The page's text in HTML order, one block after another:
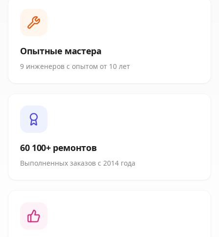
Опытные мастера
9 инженеров с опытом от 10 лет
60 100+ ремонтов
Выполненных заказов с 2014 года